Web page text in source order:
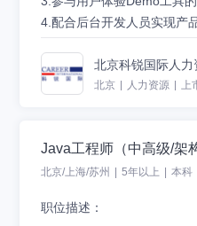
先；
验者优先；
4. 较强的逻辑思维能力，高
等，能够提供高质量的产品
晰表达设计方案。
4.配合后台开发人员实现产
6.专注于产品，致力于通过
7.参与讨论制定产品Web前
任职要求：
1.3年以上Web前端开发开
2.熟练掌握前端工程化与模
北京科锐国际人力
北京 人力资源 上
Java工程师（中高级/架
北京/上海/苏州 5年以上 本科
职位描述：